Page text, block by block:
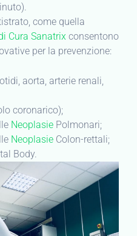
come quella
Cura Sanatrix consentono
per la prevenzione:
aorta, arterie renali,
coronarico);
Neoplasie Polmonari;
Neoplasie Colon-rettali;
Body.